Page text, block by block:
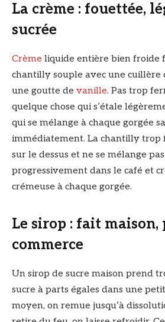
La crème : fouettée,
sucrée
Crème liquide entière bien froide
chantilly souple avec une cuillère
une goutte de vanille. Pas trop
quelque chose qui s’étale
qui se mélange à chaque gorgée
immédiatement. La chantilly trop
sur le dessus et ne se mélange
progressivement dans le café et
crémeuse à chaque gorgée.
Le sirop : fait maison,
commerce
Un sirop de sucre maison prend
sucre à parts égales dans une
moyen, on remue jusqu’à